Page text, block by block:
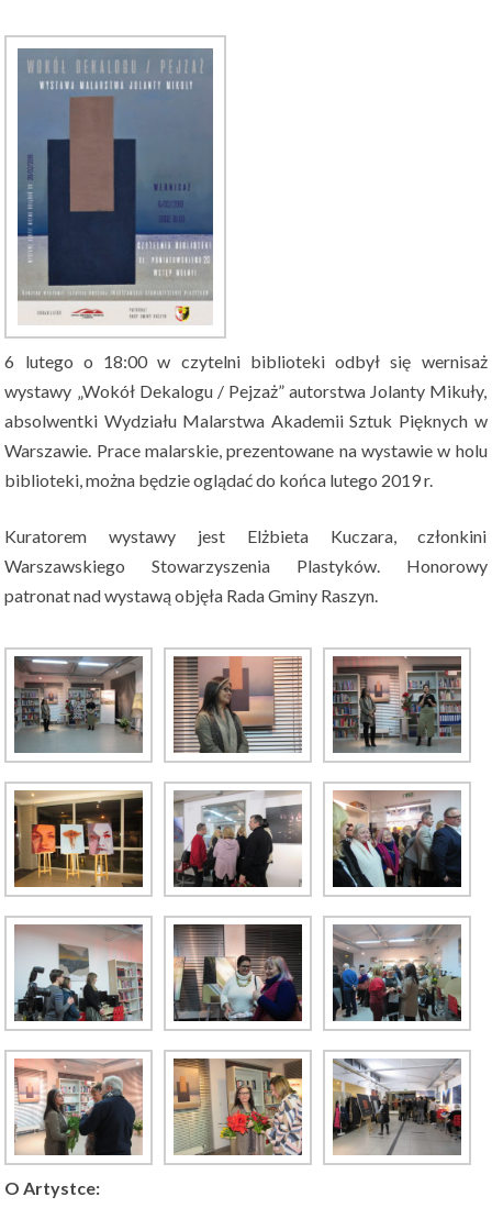
6 lutego o 18:00 w czytelni biblioteki odbył się wernisaż
wystawy „Wokół Dekalogu / Pejzaż” autorstwa Jolanty Mikuły,
absolwentki Wydziału Malarstwa Akademii Sztuk Pięknych w
Warszawie. Prace malarskie, prezentowane na wystawie w holu
biblioteki, można będzie oglądać do końca lutego 2019 r.
Kuratorem wystawy jest Elżbieta Kuczara, członkini
Warszawskiego Stowarzyszenia Plastyków. Honorowy
patronat nad wystawą objęła Rada Gminy Raszyn.
O Artystce: